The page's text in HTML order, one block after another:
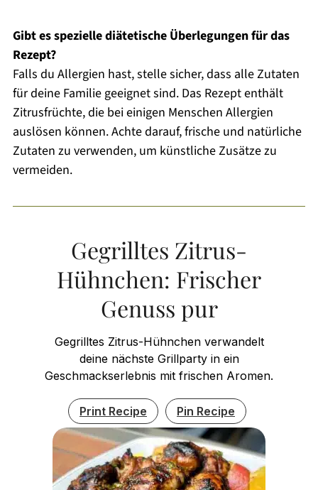
Gibt es spezielle diätetische Überlegungen für das
Rezept?
Falls du Allergien hast, stelle sicher, dass alle Zutaten
für deine Familie geeignet sind. Das Rezept enthält
Zitrusfrüchte, die bei einigen Menschen Allergien
auslösen können. Achte darauf, frische und natürliche
Zutaten zu verwenden, um künstliche Zusätze zu
vermeiden.
Gegrilltes Zitrus-
Hühnchen: Frischer
Genuss pur
Gegrilltes Zitrus-Hühnchen verwandelt
deine nächste Grillparty in ein
Geschmackserlebnis mit frischen Aromen.
Print Recipe Pin Recipe